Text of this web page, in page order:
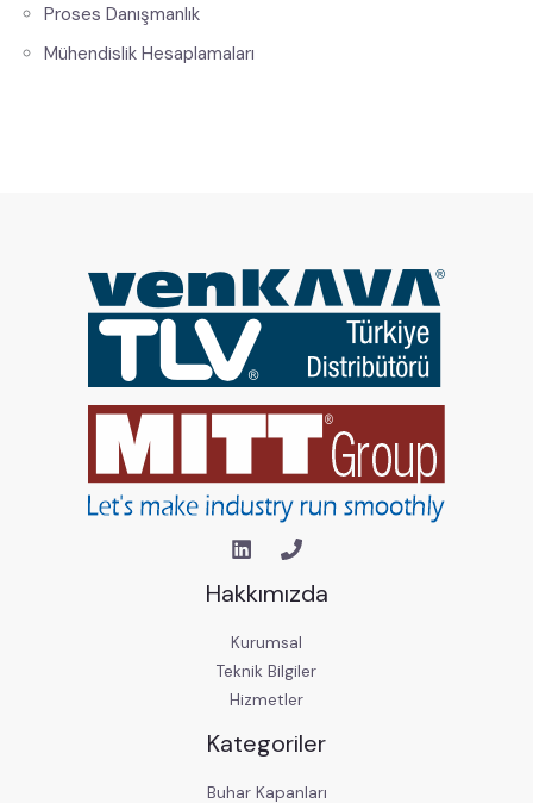
Proses Danışmanlık
Mühendislik Hesaplamaları
Hakkımızda
Kurumsal
Teknik Bilgiler
Hizmetler
Kategoriler
Buhar Kapanları